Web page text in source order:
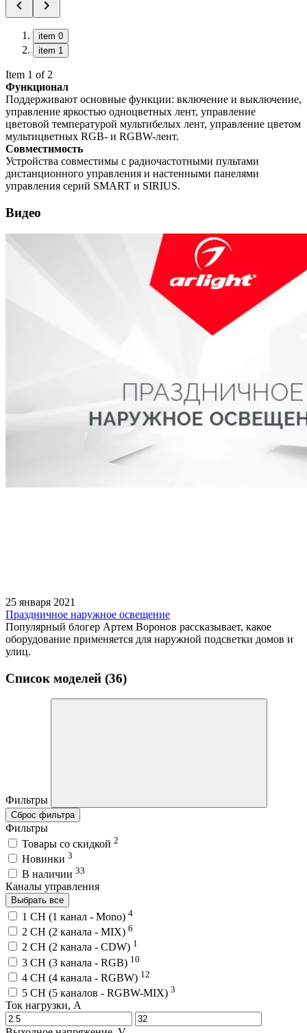
item 0
item 1
Item 1 of 2
Функционал
Поддерживают основные функции: включение и выключение,
управление яркостью одноцветных лент, управление
цветовой температурой мультибелых лент, управление цветом
мультицветных RGB- и RGBW-лент.
Совместимость
Устройства совместимы с радиочастотными пультами
дистанционного управления и настенными панелями
управления серий SMART и SIRIUS.
Видео
25 января 2021
Праздничное наружное освещение
Популярный блогер Артем Воронов рассказывает, какое
оборудование применяется для наружной подсветки домов и
улиц.
Список моделей (36)
Фильтры
Сброс фильтра
Фильтры
Товары со скидкой 2
Новинки 3
В наличии 33
Каналы управления
Выбрать все
1 CH (1 канал - Mono) 4
2 CH (2 канала - MIX) 6
2 CH (2 канала - CDW) 1
3 CH (3 канала - RGB) 10
4 CH (4 канала - RGBW) 12
5 CH (5 каналов - RGBW-MIX) 3
Ток нагрузки, A